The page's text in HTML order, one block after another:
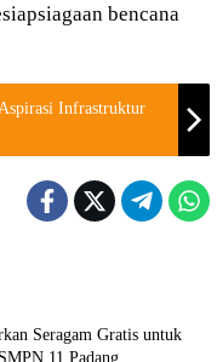
bencana
Infrastruktur
Seragam Gratis untuk
11 Padang